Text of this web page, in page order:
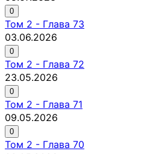
0
Том 2 - Глава 73
03.06.2026
0
Том 2 - Глава 72
23.05.2026
0
Том 2 - Глава 71
09.05.2026
0
Том 2 - Глава 70